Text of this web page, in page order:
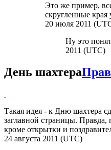
Это же пример,
скругленные края
20 июля 2011
Ну это
2011 (UTC)
День шахтера
Такая идея - к Дню шахтера
заглавной страницы. Правда,
кроме открытки и
24 августа 2011 (UTC)